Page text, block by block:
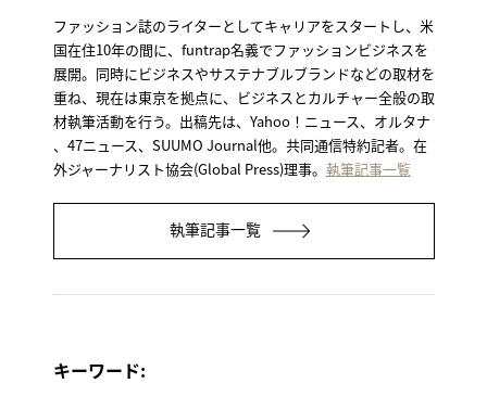
ファッション誌のライターとしてキャリアをスタートし、米
国在住10年の間に、funtrap名義でファッションビジネスを
展開。同時にビジネスやサステナブルブランドなどの取材を
重ね、現在は東京を拠点に、ビジネスとカルチャー全般の取
材執筆活動を行う。出稿先は、Yahoo！ニュース、オルタナ
、47ニュース、SUUMO Journal他。共同通信特約記者。在
外ジャーナリスト協会(Global Press)理事。 執筆記事一覧
執筆記事一覧
キーワード: